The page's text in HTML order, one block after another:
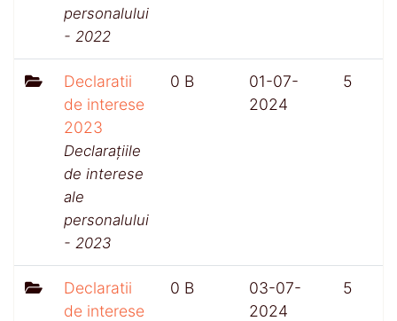
personalului
- 2022
Declaratii
de interese
2023
Declarațiile
de interese
ale
personalului
- 2023
0 B
01-07-
2024
5
Declaratii
de interese
0 B
03-07-
2024
5